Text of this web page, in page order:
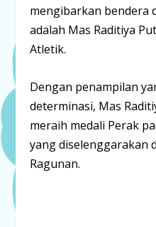
mengibarkan bendera
adalah Mas Raditiya
Atletik.
Dengan penampilan
determinasi, Mas
meraih medali Perak
yang diselenggarakan
Ragunan.